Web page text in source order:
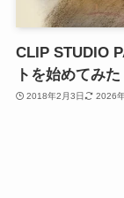
CLIP STUDIO
トを始めてみ
2018年2月3日 2026